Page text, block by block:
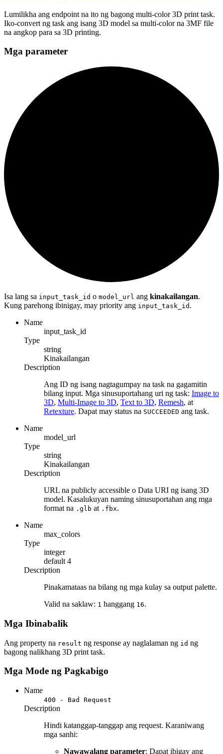
Lumilikha ang endpoint na ito ng bagong multi-color 3D print task.
Iko-convert ng task ang isang 3D model sa multi-color na 3MF file
na angkop para sa 3D printing.
Mga parameter
Isa lang sa input_task_id o model_url ang kinakailangan.
Kung parehong ibinigay, may priority ang input_task_id .
Name
input_task_id
Type
string
Kinakailangan
Description
Ang ID ng isang nagtagumpay na task na gagamitin
bilang input. Mga sinusuportahang uri ng task: Image to
3D, Multi-Image to 3D, Text to 3D, Remesh, at
Retexture. Dapat may status na SUCCEEDED ang task.
Name
model_url
Type
string
Kinakailangan
Description
URL na publicly accessible o Data URI ng isang 3D
model. Kasalukuyan naming sinusuportahan ang mga
format na .glb at .fbx.
Name
max_colors
Type
integer
default 4
Description
Pinakamataas na bilang ng mga kulay sa output palette.
Valid na saklaw: 1 hanggang 16.
Mga Ibinabalik
Ang property na result ng response ay naglalaman ng id ng
bagong nalikhang 3D print task.
Mga Mode ng Pagkabigo
Name
400 - Bad Request
Description
Hindi katanggap-tanggap ang request. Karaniwang
mga sanhi:
Nawawalang parameter: Dapat ibigay ang